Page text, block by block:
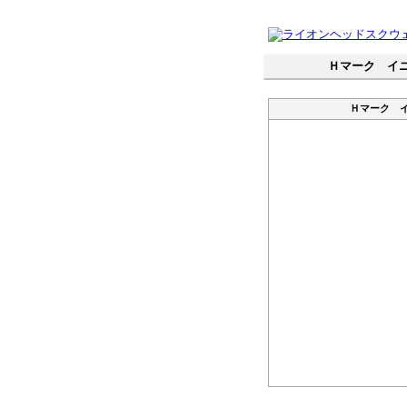
Ｈマーク イ
Ｈマーク